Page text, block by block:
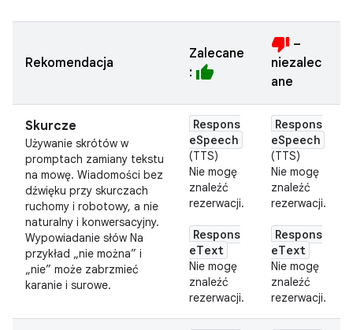
Rekomendacja
Zalecane
: thumb_up
thumb_down –
niezalec
ane
Skurcze
Używanie skrótów w
promptach zamiany tekstu
na mowę. Wiadomości bez
dźwięku przy skurczach
ruchomy i robotowy, a nie
naturalny i konwersacyjny.
Wypowiadanie słów Na
przykład „nie można” i
„nie” może zabrzmieć
karanie i surowe.
Respons
eSpeech
(TTS)
Nie mogę
znaleźć
rezerwacji.
Respons
eText
Nie mogę
znaleźć
rezerwacji.
Respons
eSpeech
(TTS)
Nie mogę
znaleźć
rezerwacji.
Respons
eText
Nie mogę
znaleźć
rezerwacji.